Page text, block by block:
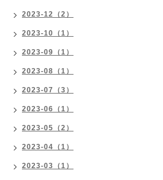
2023-12（2）
2023-10（1）
2023-09（1）
2023-08（1）
2023-07（3）
2023-06（1）
2023-05（2）
2023-04（1）
2023-03（1）